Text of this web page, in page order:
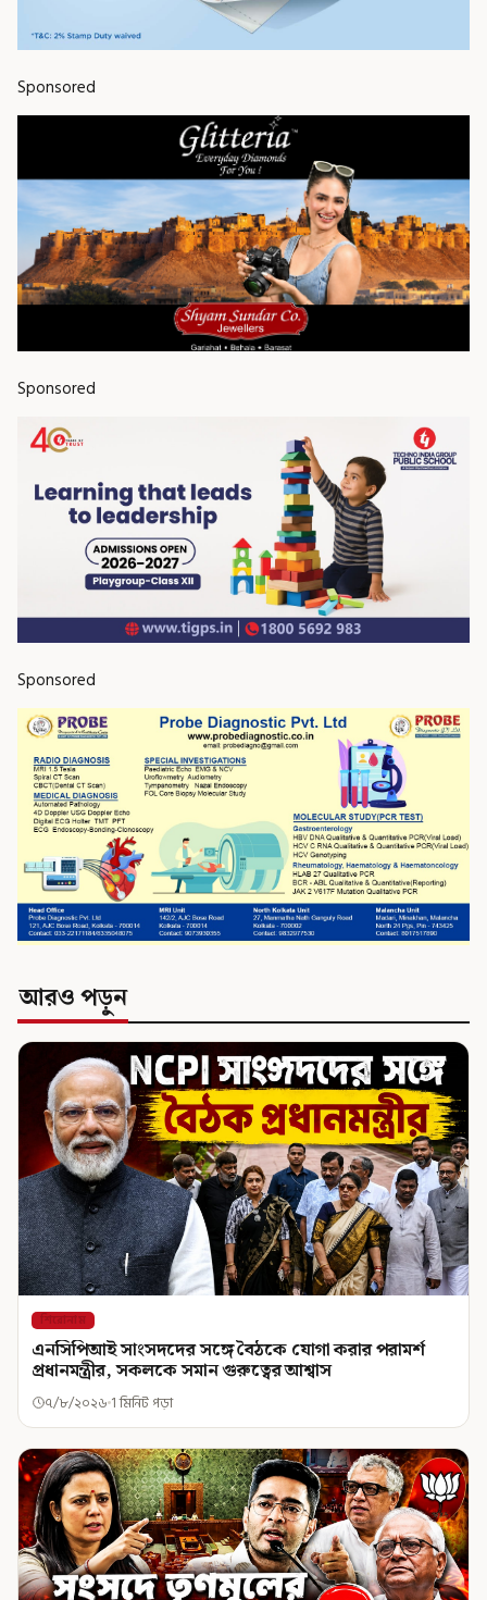
Sponsored
Sponsored
Sponsored
আরও পড়ুন
শিরোনাম
এনসিপিআই সাংসদদের সঙ্গে বৈঠকে যোগা করার পরামর্শ
প্রধানমন্ত্রীর, সকলকে সমান গুরুত্বের আশ্বাস
৭/৮/২০২৬ 1 মিনিট পড়া